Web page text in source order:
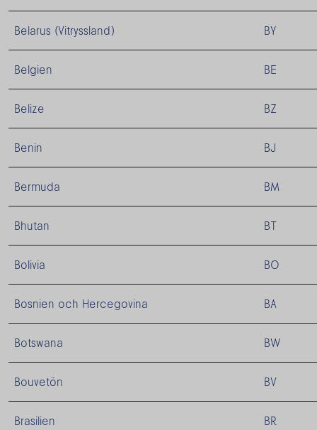
Belarus (Vitryssland) BY
Belgien BE
Belize BZ
Benin BJ
Bermuda BM
Bhutan BT
Bolivia BO
Bosnien och Hercegovina BA
Botswana BW
Bouvetön BV
Brasilien BR